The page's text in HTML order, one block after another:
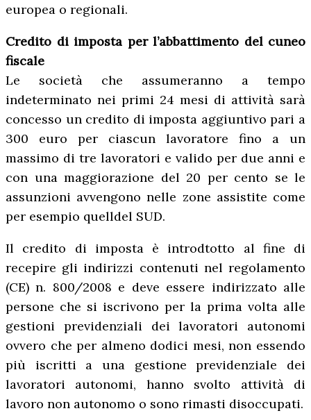
europea o regionali.
Credito di imposta per l’abbattimento del cuneo
fiscale
Le società che assumeranno a tempo
indeterminato nei primi 24 mesi di attività sarà
concesso un credito di imposta aggiuntivo pari a
300 euro per ciascun lavoratore fino a un
massimo di tre lavoratori e valido per due anni e
con una maggiorazione del 20 per cento se le
assunzioni avvengono nelle zone assistite come
per esempio quelldel SUD.
Il credito di imposta è introdtotto al fine di
recepire gli indirizzi contenuti nel regolamento
(CE) n. 800/2008 e deve essere indirizzato alle
persone che si iscrivono per la prima volta alle
gestioni previdenziali dei lavoratori autonomi
ovvero che per almeno dodici mesi, non essendo
più iscritti a una gestione previdenziale dei
lavoratori autonomi, hanno svolto attività di
lavoro non autonomo o sono rimasti disoccupati.